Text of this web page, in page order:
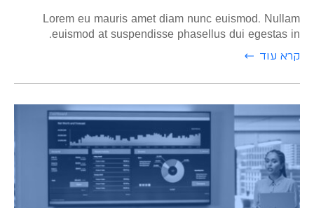
Lorem eu mauris amet diam nunc euismod. Nullam
euismod at suspendisse phasellus dui egestas in.
קרא עוד